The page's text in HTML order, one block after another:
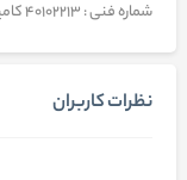
شماره فنی : 40102213 کامیون : Iveco
نظرات کاربران